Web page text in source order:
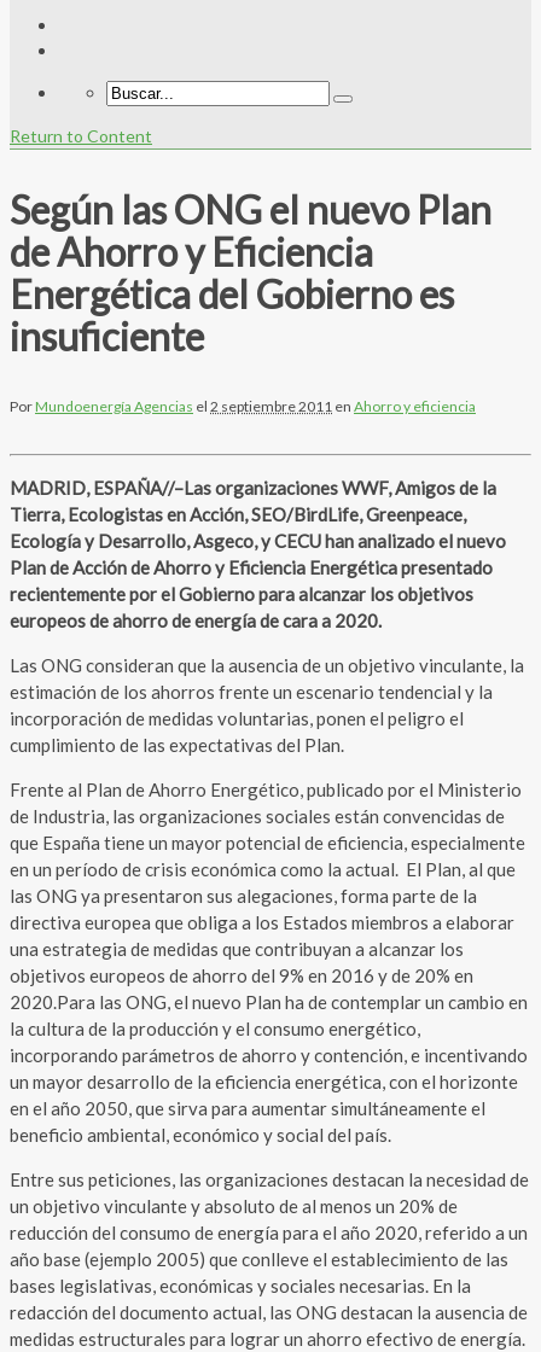
Return to Content
Según las ONG el nuevo Plan
de Ahorro y Eficiencia
Energética del Gobierno es
insuficiente
PorMundoenergía Agencias el 2 septiembre 2011 en Ahorro y eficiencia
MADRID, ESPAÑA//–Las organizaciones WWF, Amigos de la
Tierra, Ecologistas en Acción, SEO/BirdLife, Greenpeace,
Ecología y Desarrollo, Asgeco, y CECU han analizado el nuevo
Plan de Acción de Ahorro y Eficiencia Energética presentado
recientemente por el Gobierno para alcanzar los objetivos
europeos de ahorro de energía de cara a 2020.
Las ONG consideran que la ausencia de un objetivo vinculante, la
estimación de los ahorros frente un escenario tendencial y la
incorporación de medidas voluntarias, ponen el peligro el
cumplimiento de las expectativas del Plan.
Frente al Plan de Ahorro Energético, publicado por el Ministerio
de Industria, las organizaciones sociales están convencidas de
que España tiene un mayor potencial de eficiencia, especialmente
en un período de crisis económica como la actual. El Plan, al que
las ONG ya presentaron sus alegaciones, forma parte de la
directiva europea que obliga a los Estados miembros a elaborar
una estrategia de medidas que contribuyan a alcanzar los
objetivos europeos de ahorro del 9% en 2016 y de 20% en
2020.Para las ONG, el nuevo Plan ha de contemplar un cambio en
la cultura de la producción y el consumo energético,
incorporando parámetros de ahorro y contención, e incentivando
un mayor desarrollo de la eficiencia energética, con el horizonte
en el año 2050, que sirva para aumentar simultáneamente el
beneficio ambiental, económico y social del país.
Entre sus peticiones, las organizaciones destacan la necesidad de
un objetivo vinculante y absoluto de al menos un 20% de
reducción del consumo de energía para el año 2020, referido a un
año base (ejemplo 2005) que conlleve el establecimiento de las
bases legislativas, económicas y sociales necesarias. En la
redacción del documento actual, las ONG destacan la ausencia de
medidas estructurales para lograr un ahorro efectivo de energía.